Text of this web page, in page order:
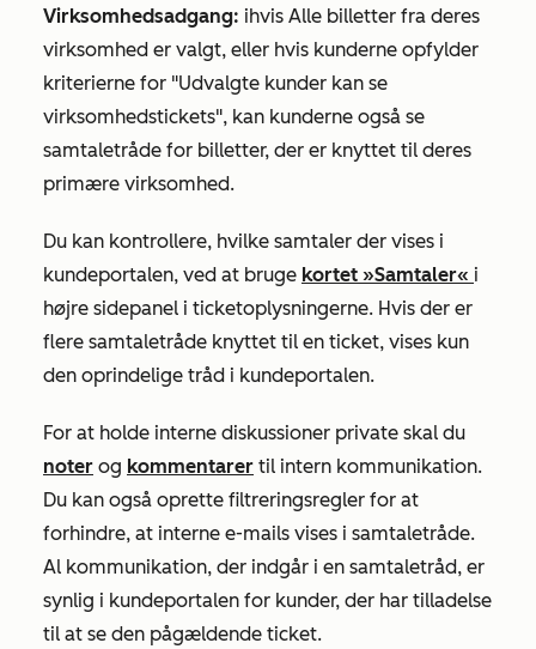
Virksomhedsadgang: ihvis Alle billetter fra deres
virksomhed er valgt, eller hvis kunderne opfylder
kriterierne for "Udvalgte kunder kan se
virksomhedstickets", kan kunderne også se
samtaletråde for billetter, der er knyttet til deres
primære virksomhed.
Du kan kontrollere, hvilke samtaler der vises i
kundeportalen, ved at bruge kortet »Samtaler« i
højre sidepanel i ticketoplysningerne. Hvis der er
flere samtaletråde knyttet til en ticket, vises kun
den oprindelige tråd i kundeportalen.
For at holde interne diskussioner private skal du
noter og kommentarer til intern kommunikation.
Du kan også oprette filtreringsregler for at
forhindre, at interne e-mails vises i samtaletråde.
Al kommunikation, der indgår i en samtaletråd, er
synlig i kundeportalen for kunder, der har tilladelse
til at se den pågældende ticket.